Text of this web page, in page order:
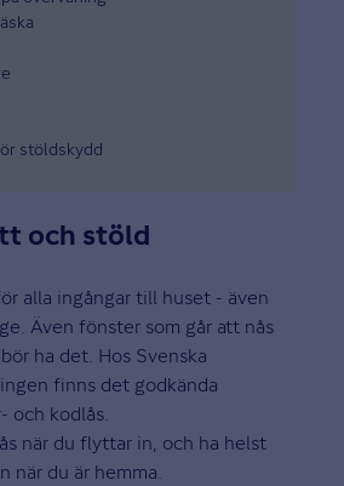
stöldskydd
och stöld
alla ingångar till huset - även
Även fönster som går att nås
ha det. Hos Svenska
finns det godkända
och kodlås.
när du flyttar in, och ha helst
när du är hemma.